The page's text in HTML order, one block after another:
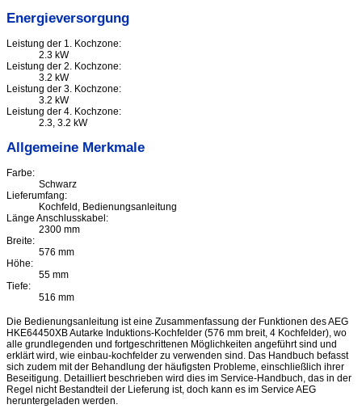
Energieversorgung
Leistung der 1. Kochzone:
2.3 kW
Leistung der 2. Kochzone:
3.2 kW
Leistung der 3. Kochzone:
3.2 kW
Leistung der 4. Kochzone:
2.3, 3.2 kW
Allgemeine Merkmale
Farbe:
Schwarz
Lieferumfang:
Kochfeld, Bedienungsanleitung
Länge Anschlusskabel:
2300 mm
Breite:
576 mm
Höhe:
55 mm
Tiefe:
516 mm
Die Bedienungsanleitung ist eine Zusammenfassung der Funktionen des AEG
HKE64450XB Autarke Induktions-Kochfelder (576 mm breit, 4 Kochfelder), wo
alle grundlegenden und fortgeschrittenen Möglichkeiten angeführt sind und
erklärt wird, wie einbau-kochfelder zu verwenden sind. Das Handbuch befasst
sich zudem mit der Behandlung der häufigsten Probleme, einschließlich ihrer
Beseitigung. Detailliert beschrieben wird dies im Service-Handbuch, das in der
Regel nicht Bestandteil der Lieferung ist, doch kann es im Service AEG
heruntergeladen werden.